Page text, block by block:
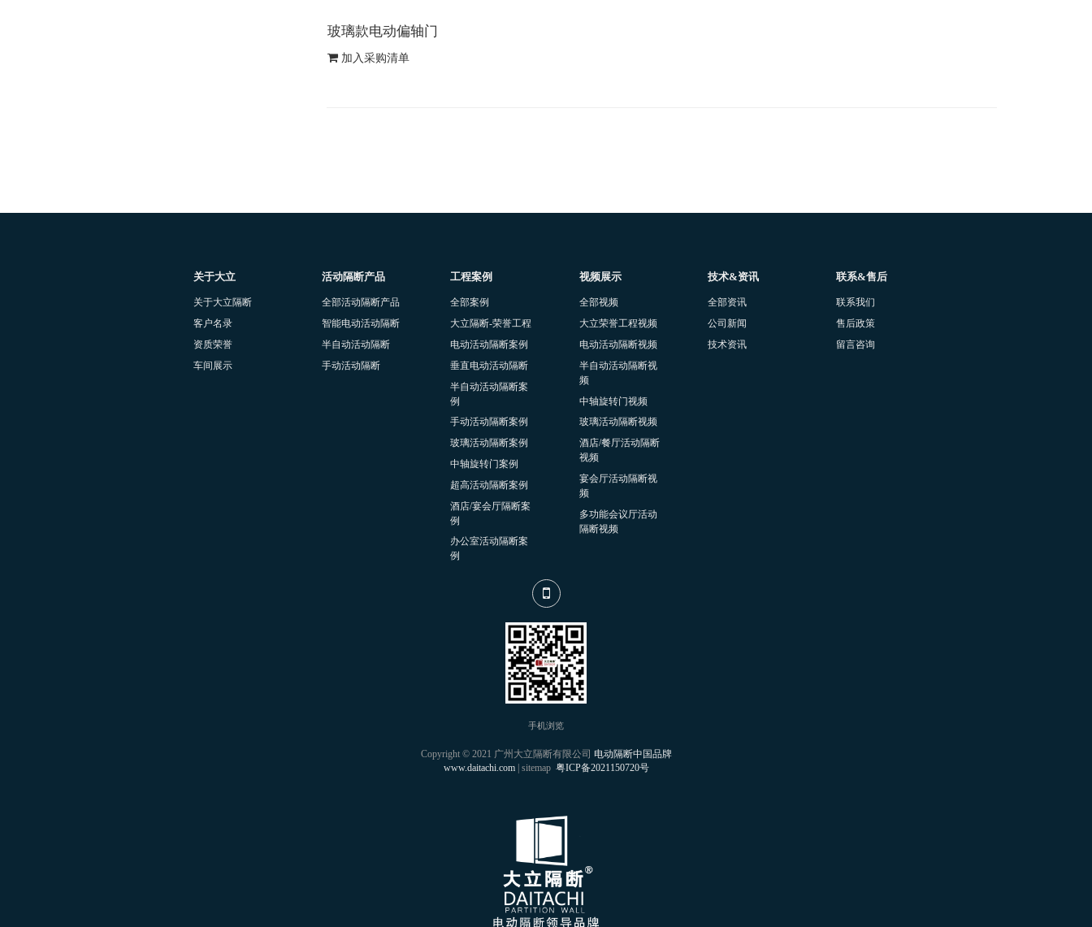
玻璃款电动偏轴门
加入采购清单
关于大立
关于大立隔断
客户名录
资质荣誉
车间展示
活动隔断产品
全部活动隔断产品
智能电动活动隔断
半自动活动隔断
手动活动隔断
工程案例
全部案例
大立隔断-荣誉工程
电动活动隔断案例
垂直电动活动隔断
半自动活动隔断案
例
手动活动隔断案例
玻璃活动隔断案例
中轴旋转门案例
超高活动隔断案例
酒店/宴会厅隔断案
例
办公室活动隔断案
例
视频展示
全部视频
大立荣誉工程视频
电动活动隔断视频
半自动活动隔断视
频
中轴旋转门视频
玻璃活动隔断视频
酒店/餐厅活动隔断
视频
宴会厅活动隔断视
频
多功能会议厅活动
隔断视频
技术&资讯
全部资讯
公司新闻
技术资讯
联系&售后
联系我们
售后政策
留言咨询
手机浏览
Copyright © 2021 广州大立隔断有限公司 电动隔断中国品牌
www.daitachi.com| sitemap 粤ICP备2021150720号